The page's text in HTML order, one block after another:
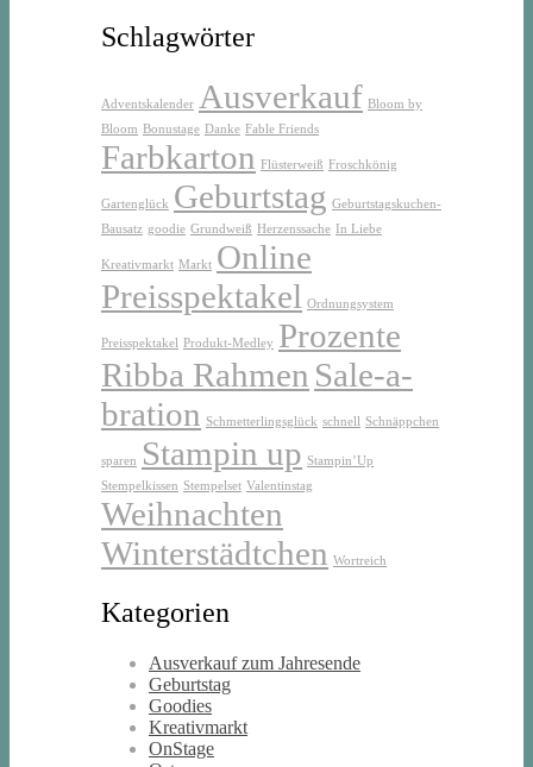
Schlagwörter
Adventskalender Ausverkauf Bloom by
Bloom Bonustage Danke Fable Friends
Farbkarton Flüsterweiß Froschkönig
Gartenglück Geburtstag Geburtstagskuchen-
Bausatz goodie Grundweiß Herzenssache In Liebe
Kreativmarkt Markt Online
Preisspektakel
Ordnungsystem
Preisspektakel Produkt-Medley Prozente
Ribba Rahmen Sale-a-
bration Schmetterlingsglück schnell Schnäppchen
sparen Stampin up Stampin’Up
Stempelkissen Stempelset Valentinstag
Weihnachten
Winterstädtchen Wortreich
Kategorien
Ausverkauf zum Jahresende
Geburtstag
Goodies
Kreativmarkt
OnStage